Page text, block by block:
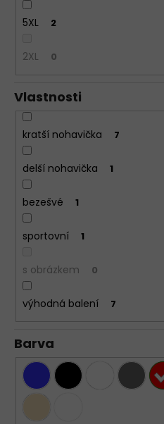
5XL 2
2XL 0
Vlastnosti
kratší nohavička 7
delší nohavička 1
bezešvé 1
sportovní 1
s obrázkem 0
výhodná balení 7
Barva